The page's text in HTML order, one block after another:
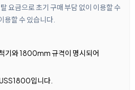
요금으로 초기 구매 부담 없이 이용할 수
용할 수 있습니다.
기와 1800mm 규격이 명시되어
입니다.